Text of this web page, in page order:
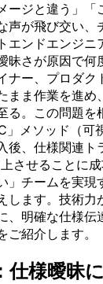
ージと違う」
声が飛び交い、
エンドエンジニ
昧さが原因で何
ナー、プロダク
まま作業を進め
る。この問題を
」メソッド（
後、仕様関連ト
させることに
」チームを実現
します。技術力
、明確な仕様
ご紹介します。
仕様曖昧